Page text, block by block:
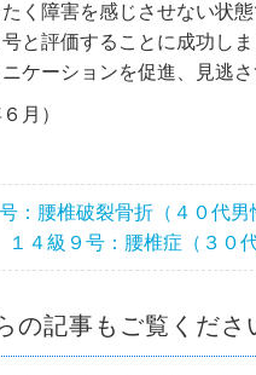
く障害を感じさせない状
と評価することに成功し
ケーションを促進、見逃さ
月）
：腰椎破裂骨折（４０代男
１４級９号：腰椎症（３０
の記事もご覧くださ